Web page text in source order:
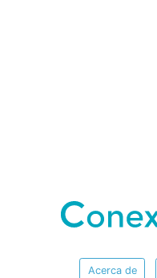
Acerca de